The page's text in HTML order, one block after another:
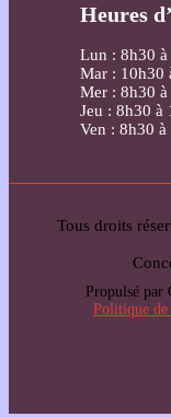
Heures
Lun : 8h30
Mar : 10h30
Mer : 8h30
Jeu : 8h30 à
Ven : 8h30 à
Tous droits
Propulsé par
Politique de